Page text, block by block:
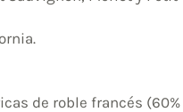
de roble francés (60%